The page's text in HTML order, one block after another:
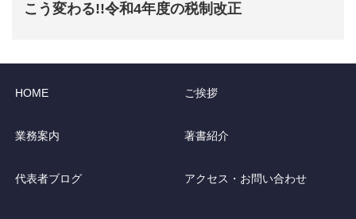
こう変わる!!令和4年度の税制改正
HOME ご挨拶
業務案内 著書紹介
代表者ブログ アクセス・お問い合わせ